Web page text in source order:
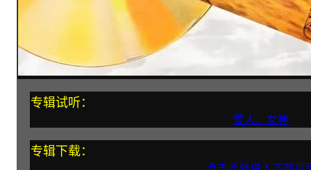
专辑试听：
爱人、女神
专辑下载：